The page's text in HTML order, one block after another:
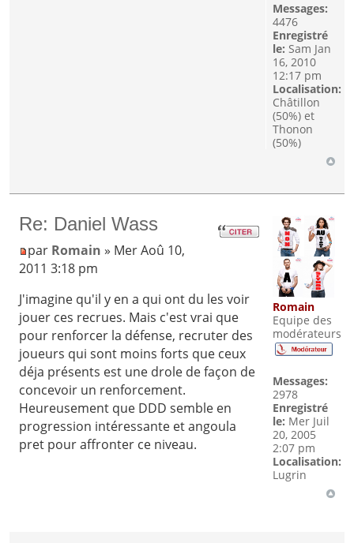
Messages:
4476
Enregistré
le: Sam Jan
16, 2010
12:17 pm
Localisation:
Châtillon
(50%) et
Thonon
(50%)
Re: Daniel Wass
par Romain » Mer Aoû 10,
2011 3:18 pm
J'imagine qu'il y en a qui ont du les voir
jouer ces recrues. Mais c'est vrai que
pour renforcer la défense, recruter des
joueurs qui sont moins forts que ceux
déja présents est une drole de façon de
concevoir un renforcement.
Heureusement que DDD semble en
progression intéressante et angoula
pret pour affronter ce niveau.
Romain
Equipe des
modérateurs
Messages:
2978
Enregistré
le: Mer Juil
20, 2005
2:07 pm
Localisation:
Lugrin